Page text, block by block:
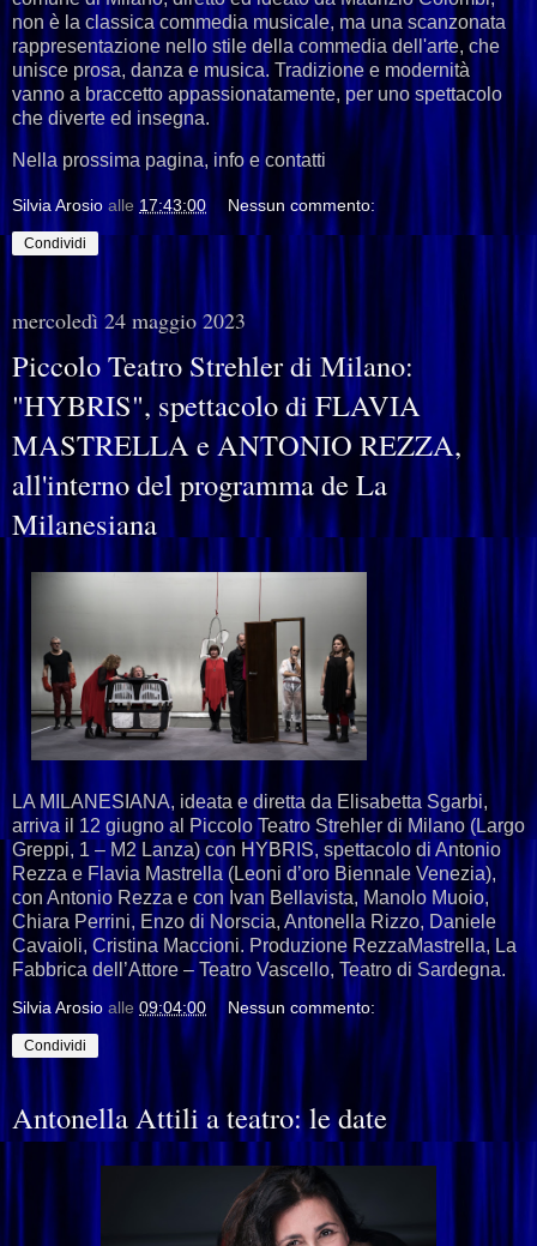
non è la classica commedia musicale, ma una scanzonata
rappresentazione nello stile della commedia dell'arte, che
unisce prosa, danza e musica. Tradizione e modernità
vanno a braccetto appassionatamente, per uno spettacolo
che diverte ed insegna.
Nella prossima pagina, info e contatti
Silvia Arosio alle 17:43:00 Nessun commento:
Condividi
mercoledì 24 maggio 2023
Piccolo Teatro Strehler di Milano:
"HYBRIS", spettacolo di FLAVIA
MASTRELLA e ANTONIO REZZA,
all'interno del programma de La
Milanesiana
LA MILANESIANA, ideata e diretta da Elisabetta Sgarbi,
arriva il 12 giugno al Piccolo Teatro Strehler di Milano (Largo
Greppi, 1 – M2 Lanza) con HYBRIS, spettacolo di Antonio
Rezza e Flavia Mastrella (Leoni d’oro Biennale Venezia),
con Antonio Rezza e con Ivan Bellavista, Manolo Muoio,
Chiara Perrini, Enzo di Norscia, Antonella Rizzo, Daniele
Cavaioli, Cristina Maccioni. Produzione RezzaMastrella, La
Fabbrica dell’Attore – Teatro Vascello, Teatro di Sardegna.
Silvia Arosio alle 09:04:00 Nessun commento:
Condividi
Antonella Attili a teatro: le date